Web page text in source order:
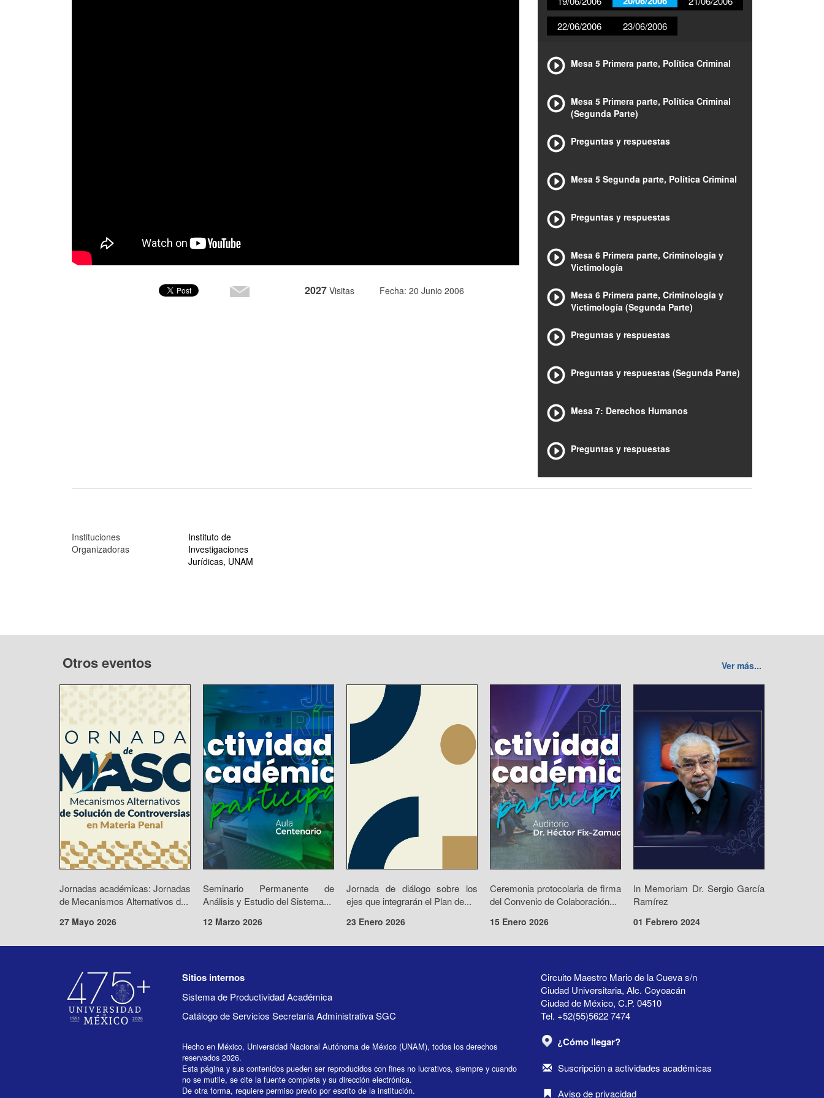
2027 Visitas Fecha: 20 Junio 2006
22/06/2006
23/06/2006
Mesa 5 Primera parte, Política Criminal
Mesa 5 Primera parte, Política Criminal
(Segunda Parte)
Preguntas y respuestas
Mesa 5 Segunda parte, Política Criminal
Preguntas y respuestas
Mesa 6 Primera parte, Criminología y
Victimología
Mesa 6 Primera parte, Criminología y
Victimología (Segunda Parte)
Preguntas y respuestas
Preguntas y respuestas (Segunda Parte)
Mesa 7: Derechos Humanos
Preguntas y respuestas
Instituciones
Organizadoras
Instituto de
Investigaciones
Jurídicas, UNAM
Otros eventos Ver más...
Jornadas académicas: Jornadas
de Mecanismos Alternativos d...
27 Mayo 2026
Seminario Permanente de
Análisis y Estudio del Sistema...
12 Marzo 2026
Jornada de diálogo sobre los
ejes que integrarán el Plan de...
23 Enero 2026
Ceremonia protocolaria de firma
del Convenio de Colaboración...
15 Enero 2026
In Memoriam Dr. Sergio García
Ramírez
01 Febrero 2024
Circuito Maestro Mario de la Cueva s/n
Ciudad Universitaria, Alc. Coyoacán
Ciudad de México, C.P. 04510
Tel. +52(55)5622 7474
¿Cómo llegar?
Suscripción a actividades académicas
Aviso de privacidad
Sitios internos
Sistema de Productividad Académica
Catálogo de Servicios Secretaría Administrativa SGC
Hecho en México, Universidad Nacional Autónoma de México (UNAM), todos los derechos
reservados 2026.
Esta página y sus contenidos pueden ser reproducidos con fines no lucrativos, siempre y cuando
no se mutile, se cite la fuente completa y su dirección electrónica.
De otra forma, requiere permiso previo por escrito de la institución.